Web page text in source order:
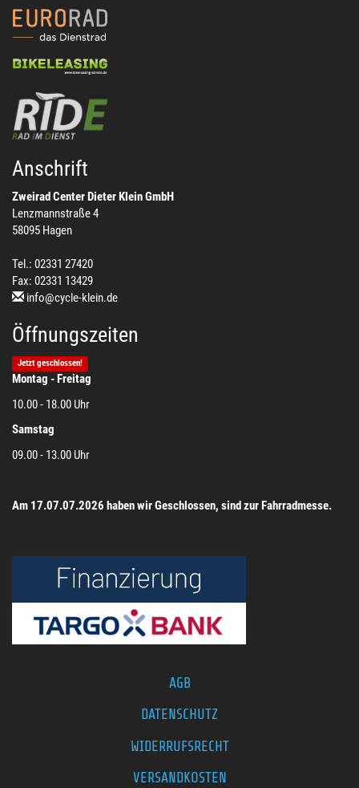
Anschrift
Zweirad Center Dieter Klein GmbH
Lenzmannstraße 4
58095 Hagen
Tel.: 02331 27420
Fax: 02331 13429
info@cycle-klein.de
Öffnungszeiten
Jetzt geschlossen!
Montag - Freitag
10.00 - 18.00 Uhr
Samstag
09.00 - 13.00 Uhr
Am 17.07.07.2026 haben wir Geschlossen, sind zur Fahrradmesse.
AGB
DATENSCHUTZ
WIDERRUFSRECHT
VERSANDKOSTEN